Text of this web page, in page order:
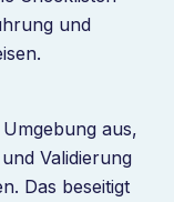
und
aus,
Validierung
Das beseitigt